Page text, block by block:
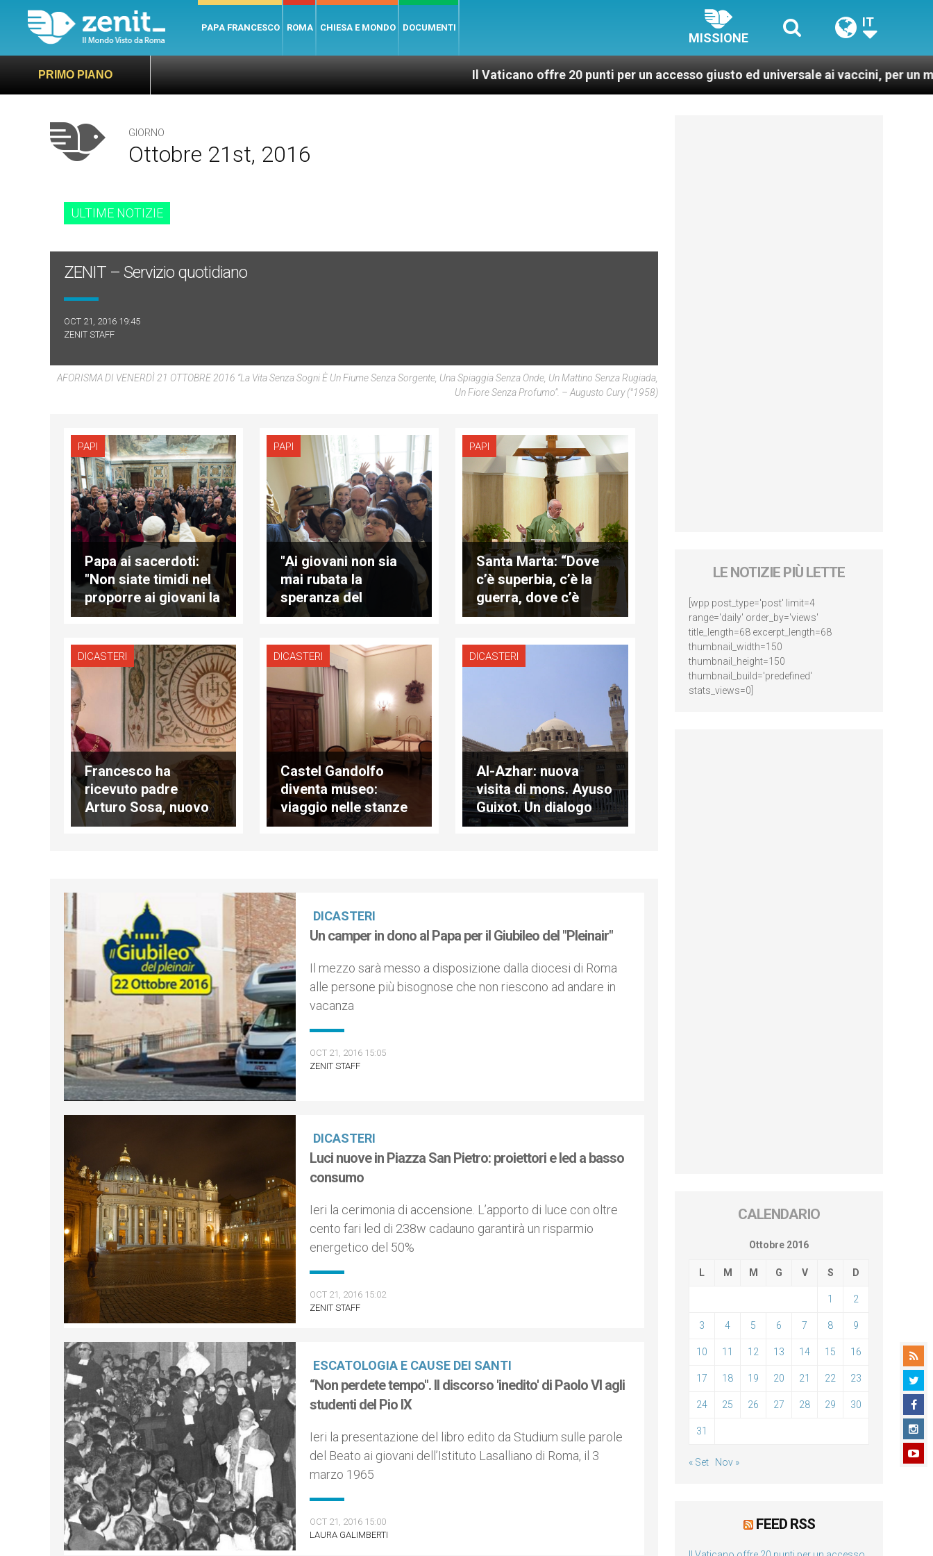
PAPA FRANCESCO ROMA CHIESA E MONDO DOCUMENTI
MISSIONE
IT
PRIMO PIANO Il Vaticano offre 20 punti per un accesso giusto ed universale ai vaccini, per un mondo più
GIORNO
Ottobre 21st, 2016
ULTIME NOTIZIE
ZENIT – Servizio quotidiano
OCT 21, 2016 19:45
ZENIT STAFF
AFORISMA DI VENERDÌ 21 OTTOBRE 2016 “La Vita Senza Sogni È Un Fiume Senza Sorgente, Una Spiaggia Senza Onde, Un Mattino Senza Rugiada,
Un Fiore Senza Profumo”. – Augusto Cury (°1958)
PAPI
Papa ai sacerdoti:
"Non siate timidi nel
proporre ai giovani la
via della vita
PAPI
"Ai giovani non sia
mai rubata la
speranza del
domani”
PAPI
Santa Marta: “Dove
c’è superbia, c’è la
guerra, dove c’è
umiltà c’è la pace”
DICASTERI
Francesco ha
ricevuto padre
Arturo Sosa, nuovo
Superiore dei gesuiti
DICASTERI
Castel Gandolfo
diventa museo:
viaggio nelle stanze
segrete dei Papi
DICASTERI
Al-Azhar: nuova
visita di mons. Ayuso
Guixot. Un dialogo
che va avanti
DICASTERI
Un camper in dono al Papa per il Giubileo del "Pleinair"
Il mezzo sarà messo a disposizione dalla diocesi di Roma
alle persone più bisognose che non riescono ad andare in
vacanza
OCT 21, 2016 15:05
ZENIT STAFF
DICASTERI
Luci nuove in Piazza San Pietro: proiettori e led a basso
consumo
Ieri la cerimonia di accensione. L’apporto di luce con oltre
cento fari led di 238w cadauno garantirà un risparmio
energetico del 50%
OCT 21, 2016 15:02
ZENIT STAFF
ESCATOLOGIA E CAUSE DEI SANTI
“Non perdete tempo". Il discorso 'inedito' di Paolo VI agli
studenti del Pio IX
Ieri la presentazione del libro edito da Studium sulle parole
del Beato ai giovani dell’Istituto Lasalliano di Roma, il 3
marzo 1965
OCT 21, 2016 15:00
LAURA GALIMBERTI
LE NOTIZIE PIÙ LETTE
[wpp post_type='post' limit=4
range='daily' order_by='views'
title_length=68 excerpt_length=68
thumbnail_width=150
thumbnail_height=150
thumbnail_build='predefined'
stats_views=0]
CALENDARIO
Ottobre 2016
L M M G V S D
1 2
3 4 5 6 7 8 9
10 11 12 13 14 15 16
17 18 19 20 21 22 23
24 25 26 27 28 29 30
31
« Set Nov »
FEED RSS